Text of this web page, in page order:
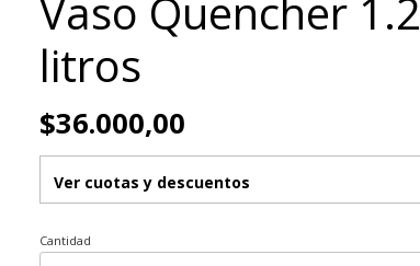
Vaso Quencher 1.2
litros
$36.000,00
Ver cuotas y descuentos
Cantidad